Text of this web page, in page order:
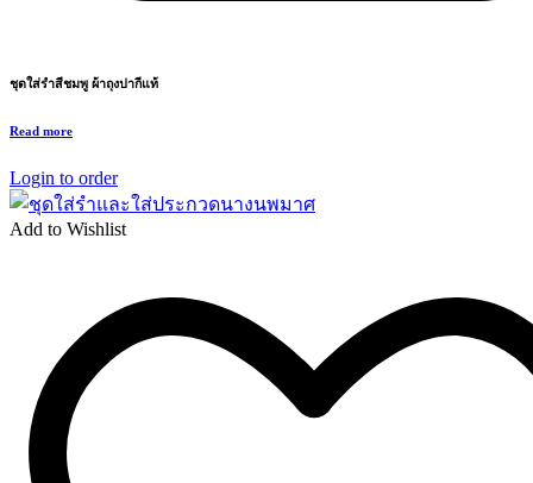
ชุดใส่รำสีชมพู ผ้าถุงปากีแท้
Read more
Login to order
Add to Wishlist